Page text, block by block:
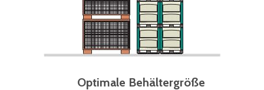
Optimale Behältergröße